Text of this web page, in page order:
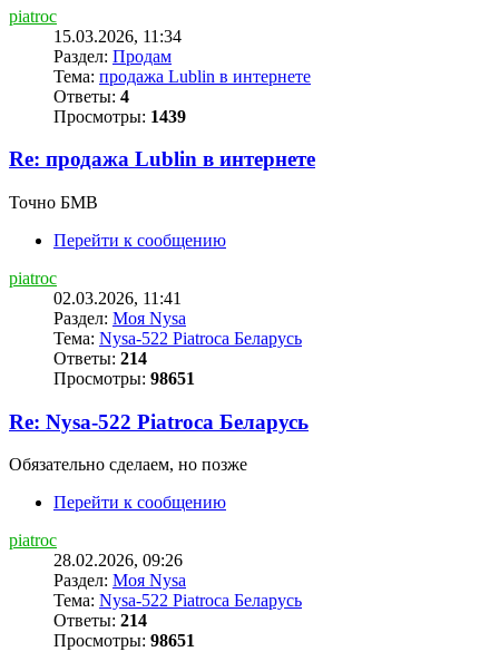
piatroc
15.03.2026, 11:34
Раздел: Продам
Тема: продажа Lublin в интернете
Ответы: 4
Просмотры: 1439
Re: продажа Lublin в интернете
Точно БМВ
Перейти к сообщению
piatroc
02.03.2026, 11:41
Раздел: Моя Nysa
Тема: Nysa-522 Piatroca Беларусь
Ответы: 214
Просмотры: 98651
Re: Nysa-522 Piatroca Беларусь
Обязательно сделаем, но позже
Перейти к сообщению
piatroc
28.02.2026, 09:26
Раздел: Моя Nysa
Тема: Nysa-522 Piatroca Беларусь
Ответы: 214
Просмотры: 98651